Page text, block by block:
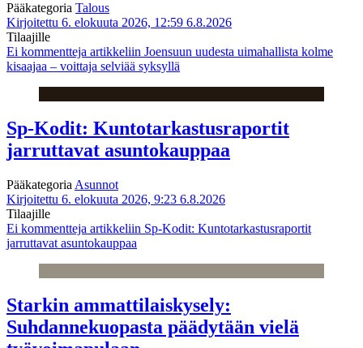
Pääkategoria Talous
Kirjoitettu 6. elokuuta 2026, 12:59 6.8.2026
Tilaajille
Ei kommentteja artikkeliin Joensuun uudesta uimahallista kolme
kisaajaa – voittaja selviää syksyllä
Sp-Kodit: Kuntotarkastusraportit
jarruttavat asuntokauppaa
Pääkategoria Asunnot
Kirjoitettu 6. elokuuta 2026, 9:23 6.8.2026
Tilaajille
Ei kommentteja artikkeliin Sp-Kodit: Kuntotarkastusraportit
jarruttavat asuntokauppaa
Starkin ammattilaiskysely:
Suhdannekuopasta päädytään vielä